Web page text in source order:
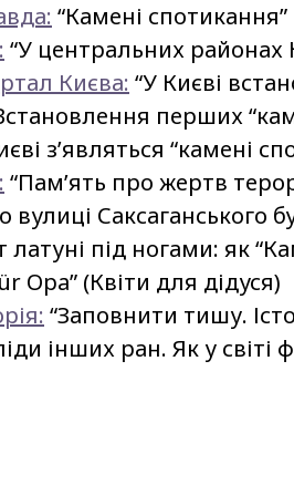
“Камені
“У центральних районах
Києва: “У Києві
перших
з’являться “камені
“Пам’ять про жертв
вулиці Саксаганського
латуні під ногами: як
Opa” (Квіти для дідуся)
“Заповнити тишу.
інших ран. Як у світі